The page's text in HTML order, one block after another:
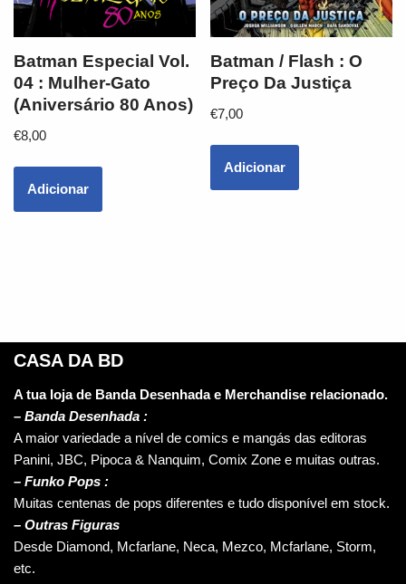
Batman Especial Vol.
04 : Mulher-Gato
(Aniversário 80 Anos)
€8,00
Adicionar
Batman / Flash : O
Preço Da Justiça
€7,00
Adicionar
CASA DA BD
A tua loja de Banda Desenhada e Merchandise relacionado.
– Banda Desenhada :
A maior variedade a nível de comics e mangás das editoras
Panini, JBC, Pipoca & Nanquim, Comix Zone e muitas outras.
– Funko Pops :
Muitas centenas de pops diferentes e tudo disponível em stock.
– Outras Figuras
Desde Diamond, Mcfarlane, Neca, Mezco, Mcfarlane, Storm,
etc.